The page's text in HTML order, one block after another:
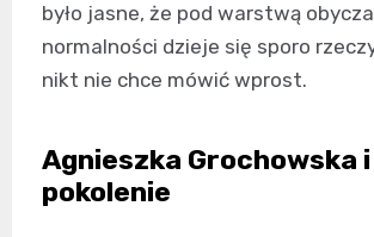
było jasne, że pod warstwą
normalności dzieje się sporo
nikt nie chce mówić wprost.
Agnieszka Grochowska i
pokolenie